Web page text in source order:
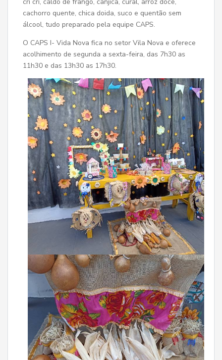
cachorro quente, chica doida, suco e quentão sem
álcool, tudo preparado pela equipe CAPS.
O CAPS I- Vida Nova fica no setor Vila Nova e oferece
acolhimento de segunda a sexta-feira, das 7h30 as
11h30 e das 13h30 as 17h30.